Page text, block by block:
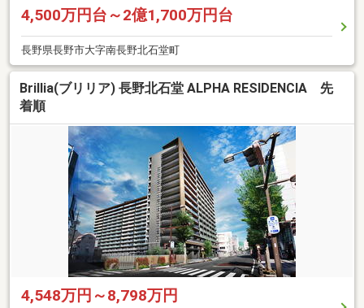
4,500万円台～2億1,700万円台
長野県長野市大字南長野北石堂町
Brillia(ブリリア) 長野北石堂 ALPHA RESIDENCIA 先
着順
4,548万円～8,798万円